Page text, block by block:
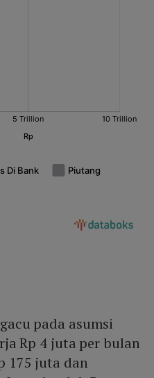
pada asumsi
Rp 4 juta per bulan
175 juta dan